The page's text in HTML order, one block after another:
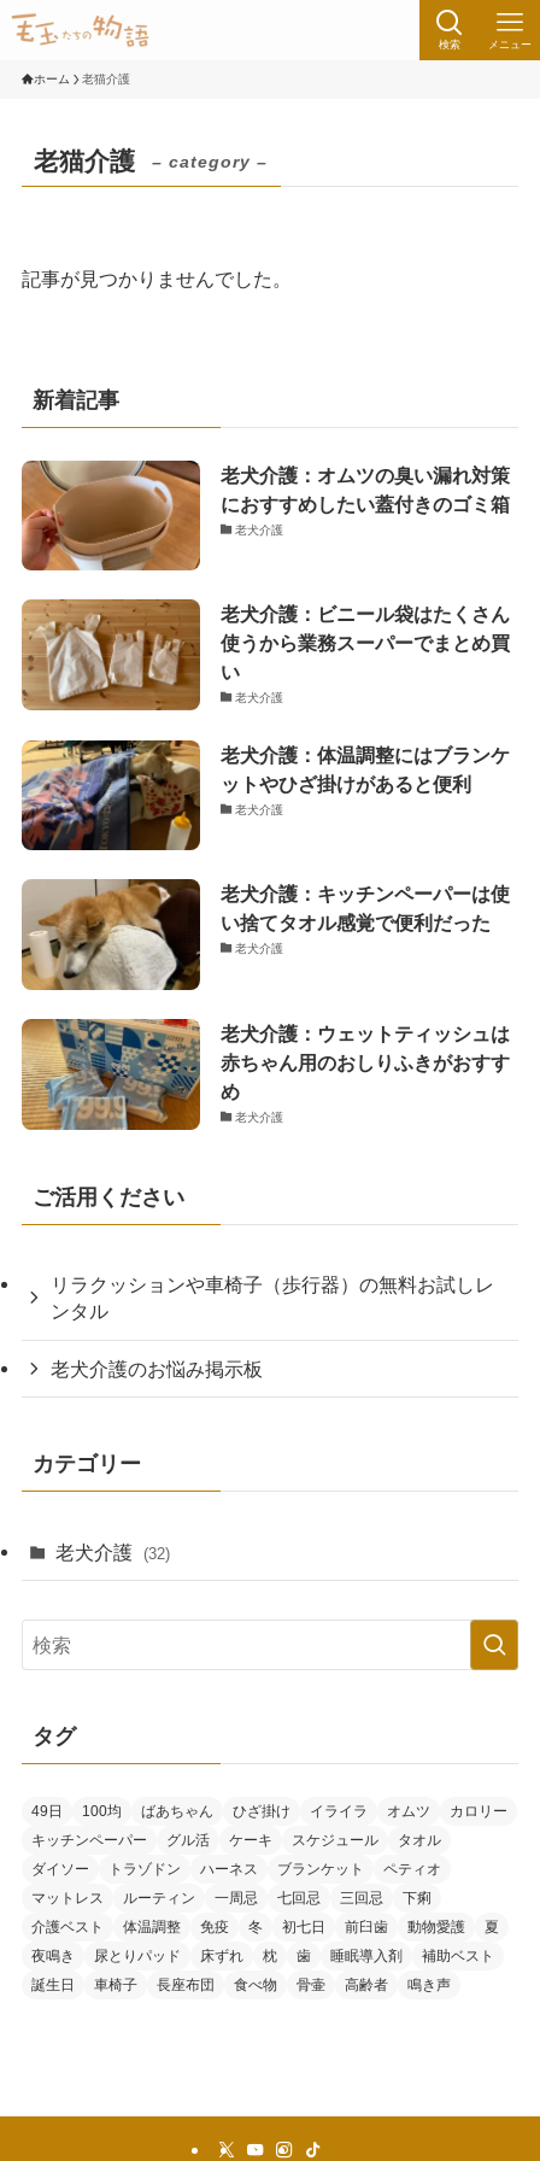
検索 メニュー
ホーム 老猫介護
老猫介護 – category –
記事が見つかりませんでした。
新着記事
老犬介護：オムツの臭い漏れ対策
におすすめしたい蓋付きのゴミ箱
老犬介護
老犬介護：ビニール袋はたくさん
使うから業務スーパーでまとめ買
い
老犬介護
老犬介護：体温調整にはブランケ
ットやひざ掛けがあると便利
老犬介護
老犬介護：キッチンペーパーは使
い捨てタオル感覚で便利だった
老犬介護
老犬介護：ウェットティッシュは
赤ちゃん用のおしりふきがおすす
め
老犬介護
ご活用ください
リラクッションや車椅子（歩行器）の無料お試しレ
ンタル
老犬介護のお悩み掲示板
カテゴリー
老犬介護 (32)
タグ
49日 100均 ばあちゃん ひざ掛け イライラ オムツ
カロリー
キッチンペーパー
グル活 ケーキ スケジュール
タオル
ダイソー
トラゾドン ハーネス ブランケット
ペティオ
マットレス
ルーティン 一周忌 七回忌 三回忌
下痢
介護ベスト
体温調整 免疫 冬 初七日 前臼歯 動物愛護
夏
夜鳴き
尿とりパッド 床ずれ 枕 歯 睡眠導入剤
補助ベスト
誕生日
車椅子 長座布団 食べ物 骨壷 高齢者 鳴き声